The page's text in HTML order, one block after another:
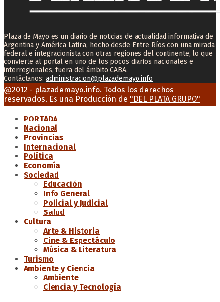
Plaza de Mayo es un diario de noticias de actualidad informativa de
Argentina y América Latina, hecho desde Entre Ríos con una mirada
federal e integracionista con otras regiones del continente, lo que
convierte al portal en uno de los pocos diarios nacionales e
interregionales, fuera del ámbito CABA.
Contáctanos: administracion@plazademayo.info
Facebook
Twitter
Instagram
Youtube
Email
@2012 - plazademayo.info. Todos los derechos
reservados. Es una Producción de "DEL PLATA GRUPO"
PORTADA
Nacional
Provincias
Internacional
Política
Economía
Sociedad
Educación
Info General
Policial y Judicial
Salud
Cultura
Arte & Historia
Cine & Espectáculo
Música & Literatura
Turismo
Ambiente y Ciencia
Ambiente
Ciencia y Tecnología